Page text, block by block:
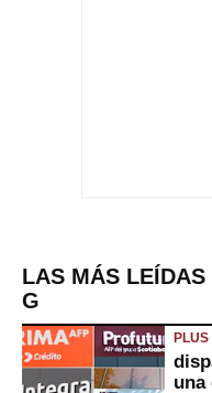
LAS MÁS LEÍDAS
G
PLUS
una